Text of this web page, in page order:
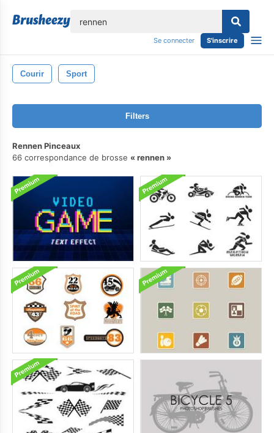
Se connecter S'inscrire
Courir Sport
Filters
Rennen Pinceaux
66 correspondance de brosse
rennen